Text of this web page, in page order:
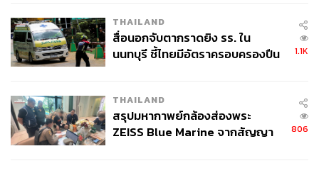
THAILAND
สื่อนอกจับตากราดยิง รร. ใน
นนทบุรี ชี้ไทยมีอัตราครอบครองปืน
1.1K
THAILAND
สรุปมหากาพย์กล้องส่องพระ
ZEISS Blue Marine จากสัญญา
806